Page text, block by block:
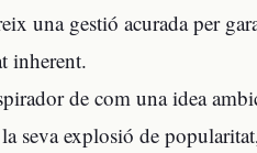
una gestió acurada per
inherent.
de com una idea
seva explosió de